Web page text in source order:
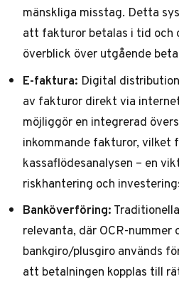
mänskliga misstag. Detta
att fakturor betalas i tid och
överblick över utgående
E-faktura: Digital
av fakturor direkt via
möjliggör en integrerad
inkommande fakturor, vilket
kassaflödesanalysen – en
riskhantering och
Banköverföring:
relevanta, där OCR-nummer
bankgiro/plusgiro används
att betalningen kopplas till